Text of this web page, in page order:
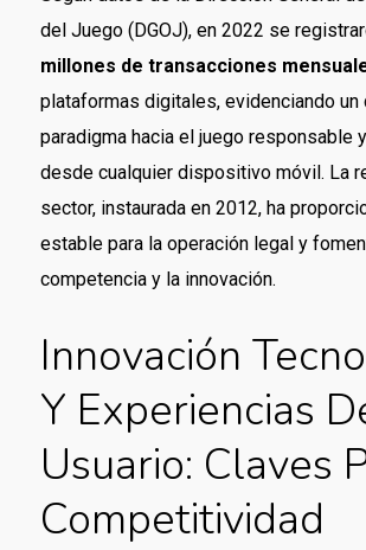
del Juego (DGOJ), en 2022 se
millones de transacciones
plataformas digitales, evidenciando un
paradigma hacia el juego responsable
desde cualquier dispositivo móvil. La
sector, instaurada en 2012, ha
estable para la operación legal y
competencia y la innovación.
Innovación
Y Experiencias
Usuario: Claves
Competitividad